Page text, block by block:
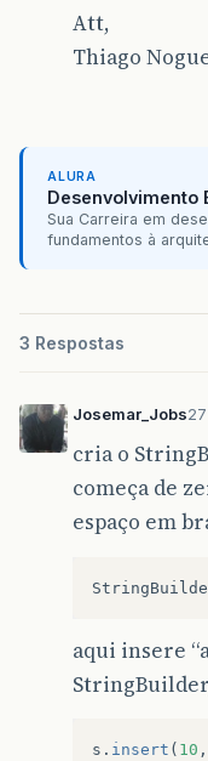
Att,
Thiago
ALURA
Desenvolvimento
Sua Carreira em
fundamentos à
3 Respostas
Josemar_Jobs
cria o
começa de
espaço em
aqui insere
s . insert ( 10 ,